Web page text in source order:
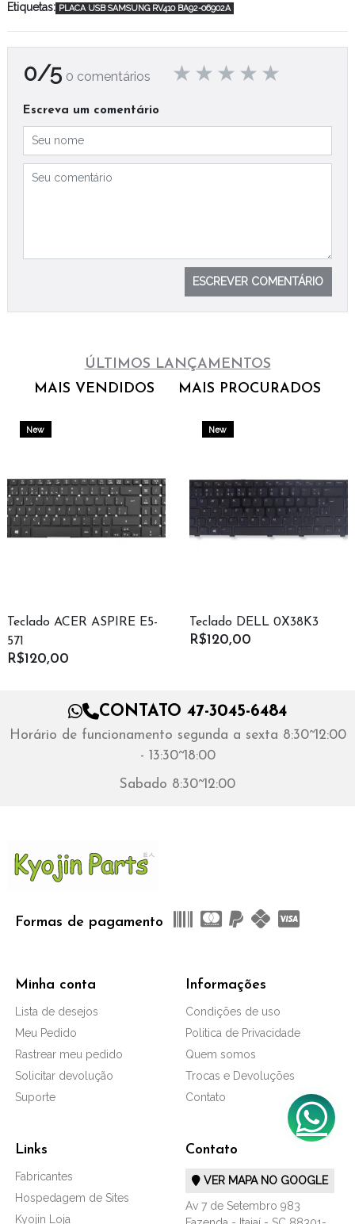
Etiquetas: PLACA USB SAMSUNG RV410 BA92-06902A
0/5 0 comentários
Escreva um comentário
ESCREVER COMENTÁRIO
ÚLTIMOS LANÇAMENTOS
MAIS VENDIDOS
MAIS PROCURADOS
New
Teclado ACER ASPIRE E5-
571
R$120,00
New
Teclado DELL 0X38K3
R$120,00
CONTATO 47-3045-6484
Horário de funcionamento segunda a sexta 8:30~12:00
- 13:30~18:00
Sabado 8:30~12:00
Formas de pagamento
Links
Fabricantes
Hospedagem de Sites
Kyojin Loja
Minha conta
Lista de desejos
Meu Pedido
Rastrear meu pedido
Solicitar devolução
Suporte
Informações
Condições de uso
Politica de Privacidade
Quem somos
Trocas e Devoluções
Contato
Contato
VER MAPA NO GOOGLE
Av 7 de Setembro 983